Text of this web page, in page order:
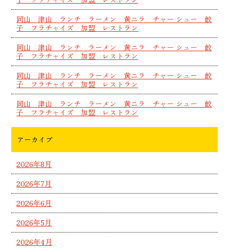
岡山 津山 ランチ ラーメン 黄ニラ チャー シュー 餃
子 フラチャイズ 加盟 レストラン
岡山 津山 ランチ ラーメン 黄ニラ チャー シュー 餃
子 フラチャイズ 加盟 レストラン
岡山 津山 ランチ ラーメン 黄ニラ チャー シュー 餃
子 フラチャイズ 加盟 レストラン
岡山 津山 ランチ ラーメン 黄ニラ チャー シュー 餃
子 フラチャイズ 加盟 レストラン
アーカイブ
2026年8月
2026年7月
2026年6月
2026年5月
2026年4月